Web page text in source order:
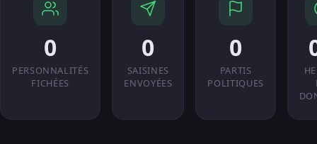
0
PERSONNALITÉS
FICHÉES
0
SAISINES
ENVOYÉES
0
PARTIS
POLITIQUES